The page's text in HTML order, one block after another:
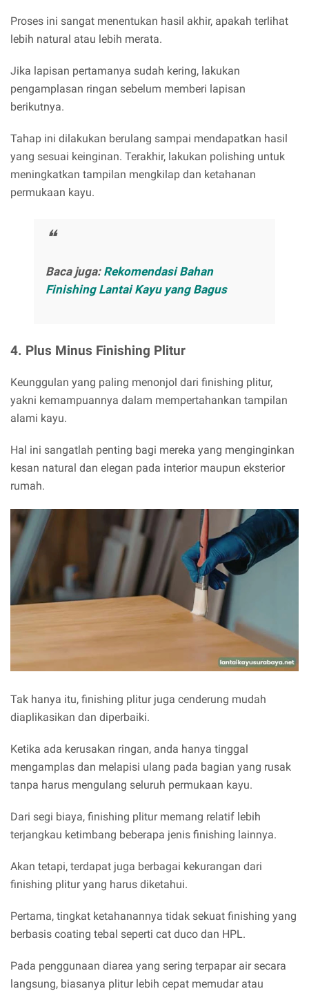
Proses ini sangat menentukan hasil akhir, apakah terlihat
lebih natural atau lebih merata.
Jika lapisan pertamanya sudah kering, lakukan
pengamplasan ringan sebelum memberi lapisan
berikutnya.
Tahap ini dilakukan berulang sampai mendapatkan hasil
yang sesuai keinginan. Terakhir, lakukan polishing untuk
meningkatkan tampilan mengkilap dan ketahanan
permukaan kayu.
Baca juga: Rekomendasi Bahan
Finishing Lantai Kayu yang Bagus
4. Plus Minus Finishing Plitur
Keunggulan yang paling menonjol dari finishing plitur,
yakni kemampuannya dalam mempertahankan tampilan
alami kayu.
Hal ini sangatlah penting bagi mereka yang menginginkan
kesan natural dan elegan pada interior maupun eksterior
rumah.
Tak hanya itu, finishing plitur juga cenderung mudah
diaplikasikan dan diperbaiki.
Ketika ada kerusakan ringan, anda hanya tinggal
mengamplas dan melapisi ulang pada bagian yang rusak
tanpa harus mengulang seluruh permukaan kayu.
Dari segi biaya, finishing plitur memang relatif lebih
terjangkau ketimbang beberapa jenis finishing lainnya.
Akan tetapi, terdapat juga berbagai kekurangan dari
finishing plitur yang harus diketahui.
Pertama, tingkat ketahanannya tidak sekuat finishing yang
berbasis coating tebal seperti cat duco dan HPL.
Pada penggunaan diarea yang sering terpapar air secara
langsung, biasanya plitur lebih cepat memudar atau